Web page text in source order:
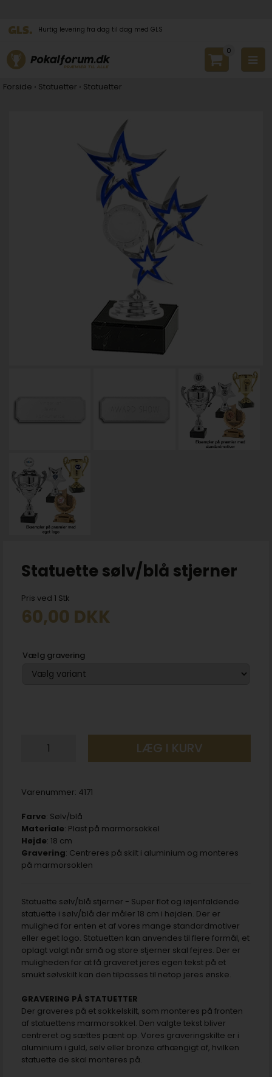
Hurtig levering fra dag til dag med GLS
0
Forside › Statuetter › Statuetter
Statuette sølv/blå stjerner
Pris ved 1 Stk
60,00 DKK
Vælg gravering
LÆG I KURV
Varenummer: 4171
Farve: Sølv/blå
Materiale: Plast på marmorsokkel
Højde: 18 cm
Gravering: Centreres på skilt i aluminium og monteres
på marmorsoklen
Statuette sølv/blå stjerner - Super flot og iøjenfaldende
statuette i sølv/blå der måler 18 cm i højden. Der er
mulighed for enten et af vores mange standardmotiver
eller eget logo. Statuetten kan anvendes til flere formål, et
oplagt valgt når små og store stjerner skal fejres. Der er
muligheden for at få graveret jeres egen tekst på et
smukt sølvskilt kan den tilpasses til netop jeres ønske.
GRAVERING PÅ STATUETTER
Der graveres på et sokkelskilt, som monteres på fronten
af statuettens marmorsokkel. Den valgte tekst bliver
centreret og sættes pænt op. Vores graveringskilte er i
aluminium i guld, sølv eller bronze afhængigt af, hvilken
statuette de skal monteres på.